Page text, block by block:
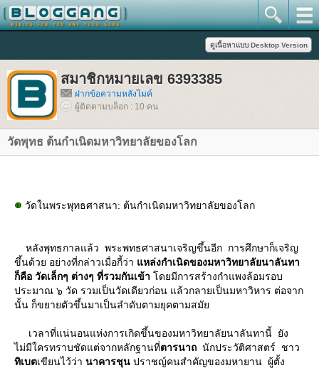
สมาชิกหมายเลข 6393385
ฝากข้อความหลังไมค์
ผู้ติดตามบล็อก : 10 คน
วัดพุทธ ต้นกําเนิดมหาวิทยาลัยของโลก
วัดในพระพุทธศาสนา: ต้นกําเนิดมหาวิทยาลัยของโลก
หลังพุทธกาลแล้ว พระพทธศาสนาเจริญขึ้นอีก การศึกษาก็เจริญ
ขึ้นด้วย อย่างที่กล่าวเมื่อกี้ว่า หล่งกําเนิดของมหาวิทยาลัยนาลันทา
ก็คือ วัดเล็กๆ ต่างๆ ที่รวมกันเข้า ดยมีการสร้างกําแพงล้อมรอบ
ประมาณ ๖ วัด รวมเป็นวัดเดียวก่อน แล้วกลายเป็นมหาวิหาร ต่อจาก
นั้น ก็ขยายตัวขึ้นมาเป็นลําดับตามยุคตามสมั
เวลาที่แน่นอนแห่งการเกิดขึ้นของมหาวิทยาลัยนาลันทานี้ ยัง
ไม่มีใครทราบชัดแต่จากหลักฐานที่ตารนาถ นักประวัติศาสตร์ ชาว
ทิเบตเขียนไว้ว่า นาคารชุน ปราชญ์คนสำคัญของมหายาน ผู้ตั้ง